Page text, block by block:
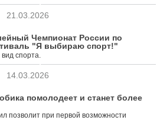
21.03.2026
Чемпионат России по
"Я выбираю спорт!"
спорта.
14.03.2026
помолодеет и станет более
позволит при первой возможности